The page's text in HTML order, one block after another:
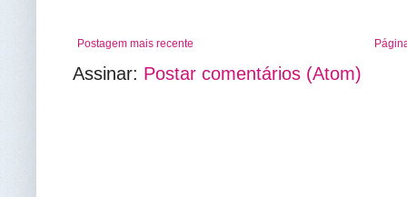
Postagem mais recente
Assinar: Postar comentários (Atom)